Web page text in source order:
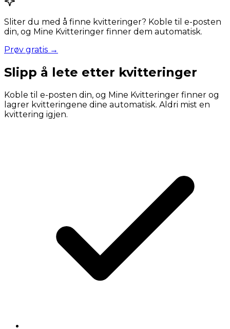
Sliter du med å finne kvitteringer? Koble til e-posten
din, og Mine Kvitteringer finner dem automatisk.
Prøv gratis →
Slipp å lete etter kvitteringer
Koble til e-posten din, og Mine Kvitteringer finner og
lagrer kvitteringene dine automatisk. Aldri mist en
kvittering igjen.